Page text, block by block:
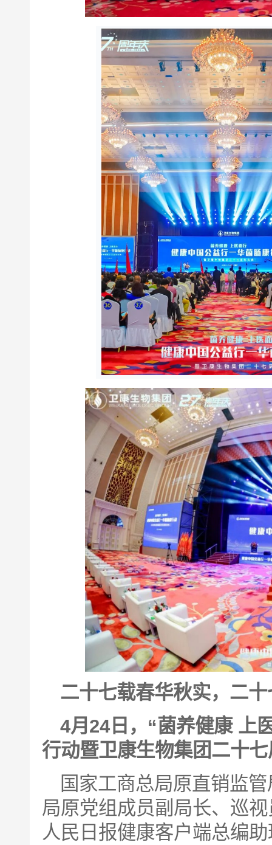
二十七载春华秋实，二
4月24日，“菌养健康 上
行动暨卫康生物集团二十
国家工商总局原直销监
局原党组成员副局长、巡
人民日报健康客户端总编